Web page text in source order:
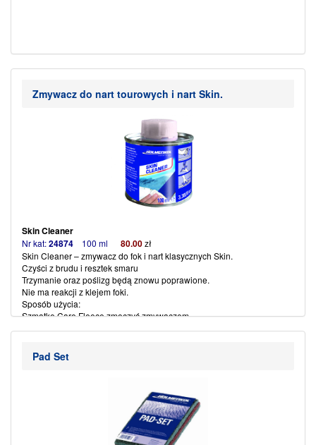
Zmywacz do nart tourowych i nart Skin.
Skin Cleaner
Nr kat:24874 100 ml 80.00zł
Skin Cleaner – zmywacz do fok i nart klasycznych Skin.
Czyści z brudu i resztek smaru
Trzymanie oraz poślizg będą znowu poprawione.
Nie ma reakcji zklejem foki.
Sposób użycia:
Szmatkę Care Fleece zmoczyć zmywaczem,
Pad Set